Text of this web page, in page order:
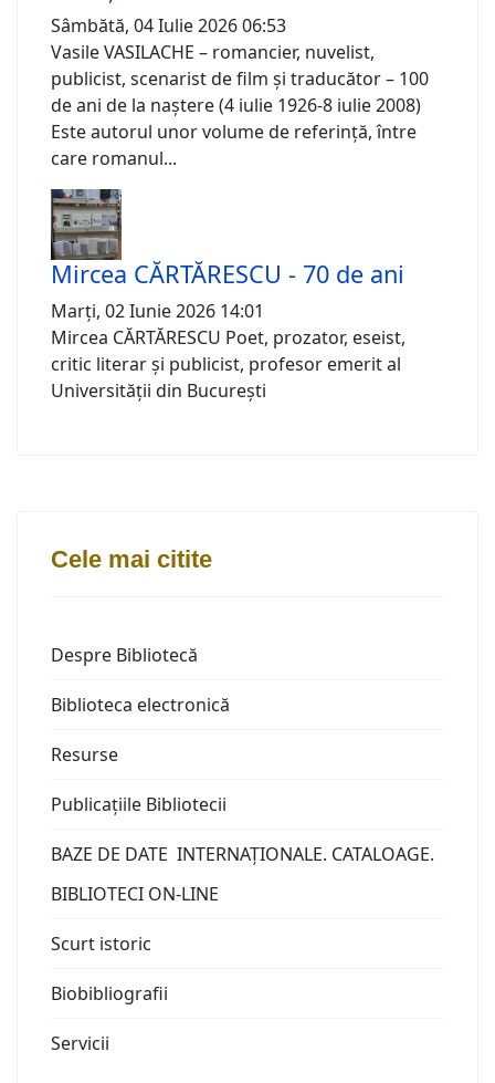
Sâmbătă, 04 Iulie 2026 06:53
Vasile VASILACHE – romancier, nuvelist,
publicist, scenarist de film și traducător – 100
de ani de la naștere (4 iulie 1926-8 iulie 2008)
Este autorul unor volume de referință, între
care romanul...
Mircea CĂRTĂRESCU - 70 de ani
Marți, 02 Iunie 2026 14:01
Mircea CĂRTĂRESCU Poet, prozator, eseist,
critic literar și publicist, profesor emerit al
Universității din București
Cele mai citite
Despre Bibliotecă
Biblioteca electronică
Resurse
Publicațiile Bibliotecii
BAZE DE DATE INTERNAȚIONALE. CATALOAGE.
BIBLIOTECI ON-LINE
Scurt istoric
Biobibliografii
Servicii